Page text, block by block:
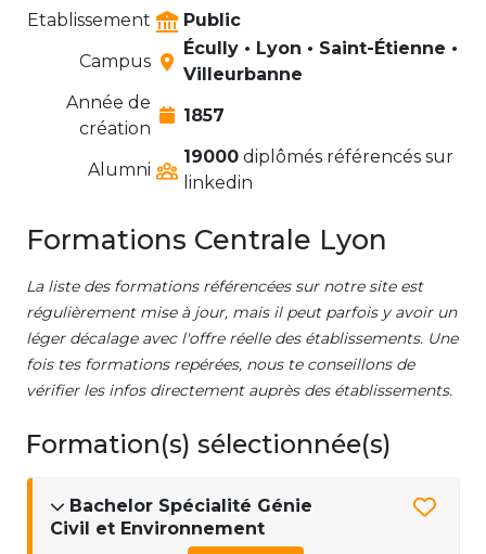
Etablissement
Public
Campus
Écully • Lyon • Saint-Étienne •
Villeurbanne
Année de
création
1857
Alumni
19000 diplômés référencés sur
linkedin
Formations Centrale Lyon
La liste des formations référencées sur notre site est
régulièrement mise à jour, mais il peut parfois y avoir un
léger décalage avec l'offre réelle des établissements. Une
fois tes formations repérées, nous te conseillons de
vérifier les infos directement auprès des établissements.
Formation(s) sélectionnée(s)
Bachelor Spécialité Génie
Civil et Environnement